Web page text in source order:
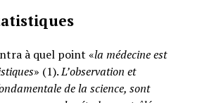
à quel point «la médecine est
» (1).L’observation et
de la science, sont